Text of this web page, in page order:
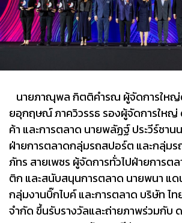
นายภาณุพล กิตติคำรณ ผู้จัดการใหญ่
ยอุกฤษณ์ ภาควิวรรธ รองผู้จัดการใหญ่
ค้า และการตลาด นายพลัฏฐ์ ประวีร์ชาน
ฝ่ายการตลาดกลุ่มรถสปอร์ต และกลุ่มร
ภัทร สายเพชร ผู้จัดการทั่วไปฝ่ายการต
ติก และสนับสนุนการตลาด นายพนา แ
กลุ่มงานบิ๊กไบค์ และการตลาด บริษัท ไท
จำกัด ขึ้นรับรางวัลและถ่ายภาพร่วมกับ